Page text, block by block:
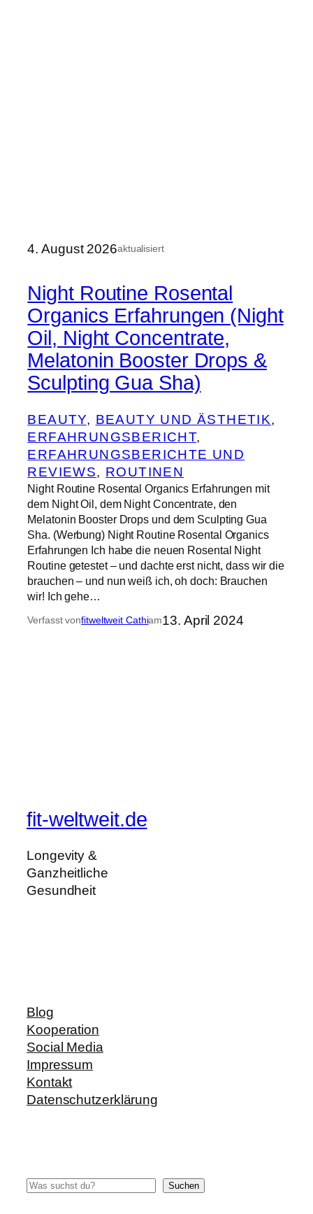
4. August 2026aktualisiert
Night Routine Rosental
Organics Erfahrungen (Night
Oil, Night Concentrate,
Melatonin Booster Drops &
Sculpting Gua Sha)
BEAUTY, BEAUTY UND ÄSTHETIK
ERFAHRUNGSBERICHT
ERFAHRUNGSBERICHTE UND
REVIEWS, ROUTINEN
Night Routine Rosental Organics Erfahrungen mit
dem Night Oil, dem Night Concentrate, den
Melatonin Booster Drops und dem Sculpting Gua
Sha. (Werbung) Night Routine Rosental Organics
Erfahrungen Ich habe die neuen Rosental Night
Routine getestet – und dachte erst nicht, dass wir die
brauchen – und nun weiß ich, oh doch: Brauchen
wir! Ich gehe…
Verfasst vonfitweltweit Cathiam13. April 2024
fit-weltweit.de
Longevity &
Ganzheitliche
Gesundheit
Blog
Kooperation
Social Media
Impressum
Kontakt
Datenschutzerklärung
Suchen Suchen